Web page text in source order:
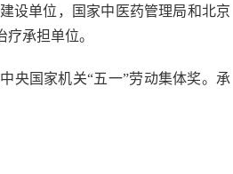
设单位，国家中医药管理局和北京
承担单位。
央国家机关“五一”劳动集体奖。承